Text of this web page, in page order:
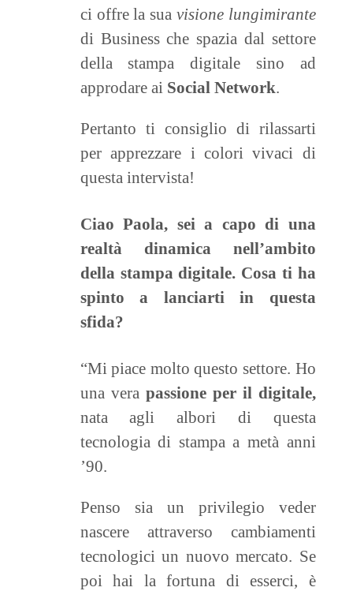
ci offre la sua visione lungimirante
di Business che spazia dal settore
della stampa digitale sino ad
approdare ai Social Network.
Pertanto ti consiglio di rilassarti
per apprezzare i colori vivaci di
questa intervista!
Ciao Paola, sei a capo di una
realtà dinamica nell’ambito
della stampa digitale. Cosa ti ha
spinto a lanciarti in questa
sfida?
“Mi piace molto questo settore. Ho
una vera passione per il digitale,
nata agli albori di questa
tecnologia di stampa a metà anni
’90.
Penso sia un privilegio veder
nascere attraverso cambiamenti
tecnologici un nuovo mercato. Se
poi hai la fortuna di esserci, è